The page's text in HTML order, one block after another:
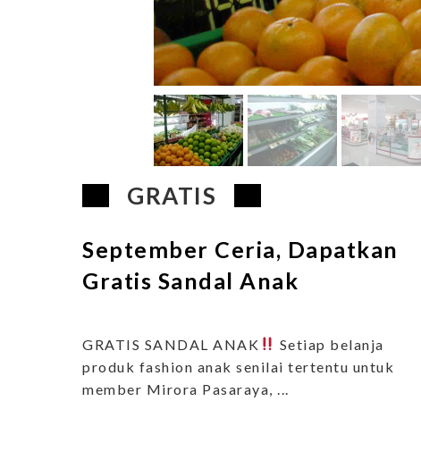
GRATIS
September Ceria, Dapatkan
Gratis Sandal Anak
GRATIS SANDAL ANAK
Setiap belanja
produk fashion anak senilai tertentu untuk
member Mirora Pasaraya, ...